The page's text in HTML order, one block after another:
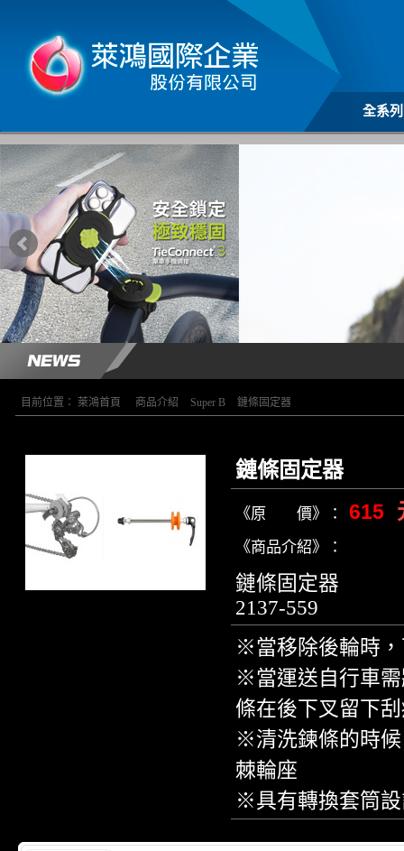
全系
目前位置： 萊鴻首頁 商品介紹 Super B 鏈條固定器
鏈條固定器
《原 價》： 615
《商品介紹》：
鏈條固定器
2137-559
※當移除後輪時
※當運送自行車
條在後下叉留下
※清洗鍊條的時
棘輪座
※具有轉換套筒設